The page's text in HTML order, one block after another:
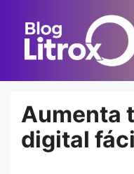
contenido
Aumenta
digital